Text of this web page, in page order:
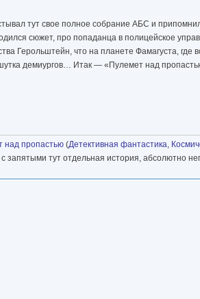
тут свое полное собрание АБС и
сюжет, про попаданца в полицейское
Герольштейн, что на планете Фамагуста, где
демиургов… Итак — «Пулемет над
над пропастью (Детективная фантастика,
запятыми тут отдельная история, абсолютно